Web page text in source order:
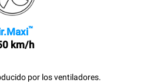
™
km/h
por los ventiladores.